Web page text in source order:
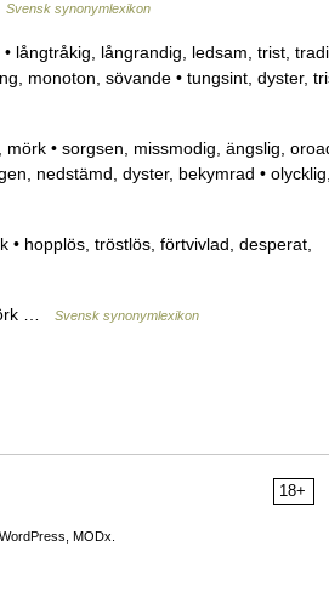
Svensk synonymlexikon
långtråkig, långrandig, ledsam, trist,
monoton, sövande • tungsint, dyster,
• sorgsen, missmodig, ängslig,
nedstämd, dyster, bekymrad • olycklig,
hopplös, tröstlös, förtvivlad, desperat,
… Svensk synonymlexikon
18+
WordPress, MODx.